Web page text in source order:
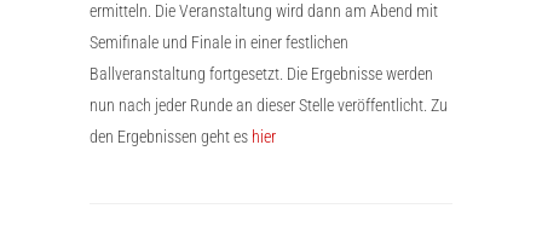
ermitteln. Die Veranstaltung wird dann am Abend mit
Semifinale und Finale in einer festlichen
Ballveranstaltung fortgesetzt. Die Ergebnisse werden
nun nach jeder Runde an dieser Stelle veröffentlicht. Zu
den Ergebnissen geht es hier